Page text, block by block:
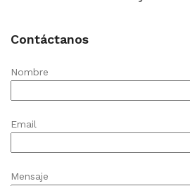
Contáctanos
Nombre
Email
Mensaje